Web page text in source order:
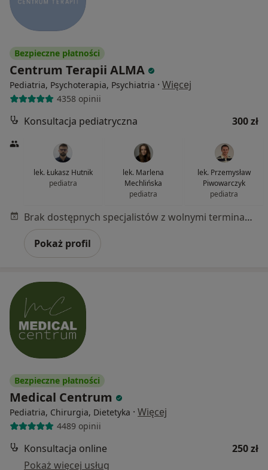
Bezpieczne płatności
Centrum Terapii ALMA
Pediatria, Psychoterapia, Psychiatria · Więcej
4358 opinii
Konsultacja pediatryczna 300 zł
lek. Łukasz Hutnik
pediatra
lek. Marlena
Mechlińska
pediatra
lek. Przemysław
Piwowarczyk
pediatra
Brak dostępnych specjalistów z wolnymi terminami w tym centrum medycznym.
Pokaż profil
Bezpieczne płatności
Medical Centrum
Pediatria, Chirurgia, Dietetyka · Więcej
4489 opinii
Konsultacja online
250 zł
Pokaż więcej usług